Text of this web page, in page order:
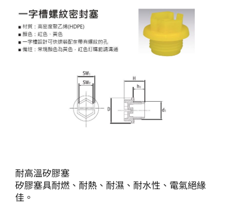
耐高溫矽膠塞
矽膠塞具耐燃、耐熱、耐濕、耐水性、電氣絕緣
佳。